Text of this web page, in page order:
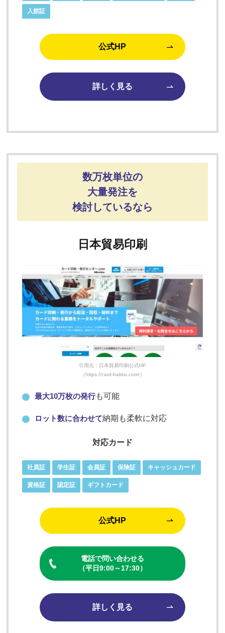
入館証
公式HP
詳しく見る
数万枚単位の
大量発注を
検討しているなら
日本貿易印刷
引用元：日本貿易印刷公式HP
（https://card-hakko.com/）
最大10万枚の発行も可能
ロット数に合わせて納期も柔軟に対応
対応カード
社員証 学生証 会員証 保険証 キャッシュカード
資格証 認定証 ギフトカード
公式HP
電話で問い合わせる
（平日9:00～17:30）
詳しく見る